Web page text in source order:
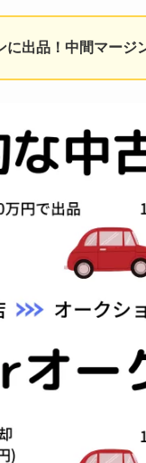
出品！中間マージ